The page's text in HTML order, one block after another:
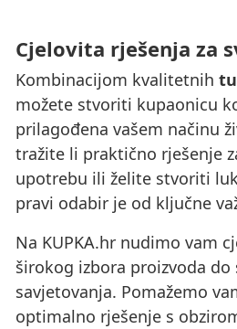
Cjelovita rješenja za
Kombinacijom kvalitetnih
možete stvoriti kupaonicu
prilagođena vašem načinu
tražite li praktično rješenje
upotrebu ili želite stvoriti
pravi odabir je od ključne
Na KUPKA.hr nudimo vam
širokog izbora proizvoda do
savjetovanja. Pomažemo
optimalno rješenje s